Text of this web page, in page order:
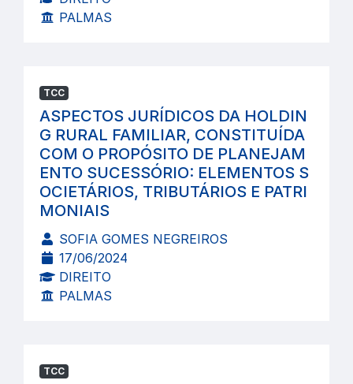
PALMAS
TCC
ASPECTOS JURÍDICOS DA HOLDIN
G RURAL FAMILIAR, CONSTITUÍDA
COM O PROPÓSITO DE PLANEJAM
ENTO SUCESSÓRIO: ELEMENTOS S
OCIETÁRIOS, TRIBUTÁRIOS E PATRI
MONIAIS
SOFIA GOMES NEGREIROS
17/06/2024
DIREITO
PALMAS
TCC